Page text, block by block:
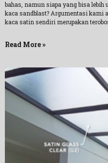
bahas, namun siapa yang bisa lebih
kaca sandblast? Argumentasi kami
kaca satin sendiri merupakan
Read More »